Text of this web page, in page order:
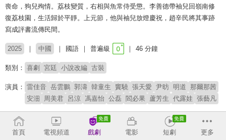
喪命，狗兒殉情。荔枝變質，右相與魚常侍受懲。李善德帶袖兒回嶺南修
復荔枝園，生活歸於平靜。上元節，他與袖兒放燈慶祝，趙辛民將其事跡
寫成評書流傳民間。
2025 中國 國語 普遍級 46 分鐘
類別： 喜劇 宮廷 小說改編 古裝
演員： 雷佳音 岳雲鵬 郭濤 韓童生 竇驍 張天愛 尹昉 明道 那爾那茜
安沺
周美君 呂涼 馮嘉怡 公磊 閻必果 蘆芳生 代露娃 張藝凡
導演：
原著： 馬伯庸《長安的荔枝》
首頁 電視頻道 戲劇 電影 短劇 更多